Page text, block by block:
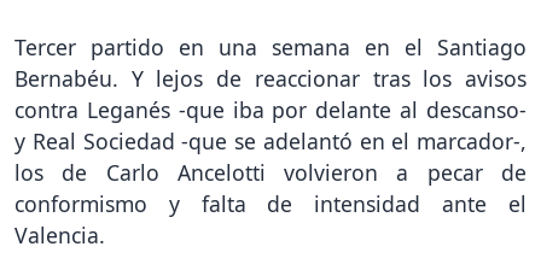
Tercer partido en una semana en el Santiago
Bernabéu. Y lejos de reaccionar tras los avisos
contra Leganés -que iba por delante al descanso-
y Real Sociedad -que se adelantó en el marcador-,
los de Carlo Ancelotti volvieron a pecar de
conformismo y falta de intensidad ante el
Valencia.